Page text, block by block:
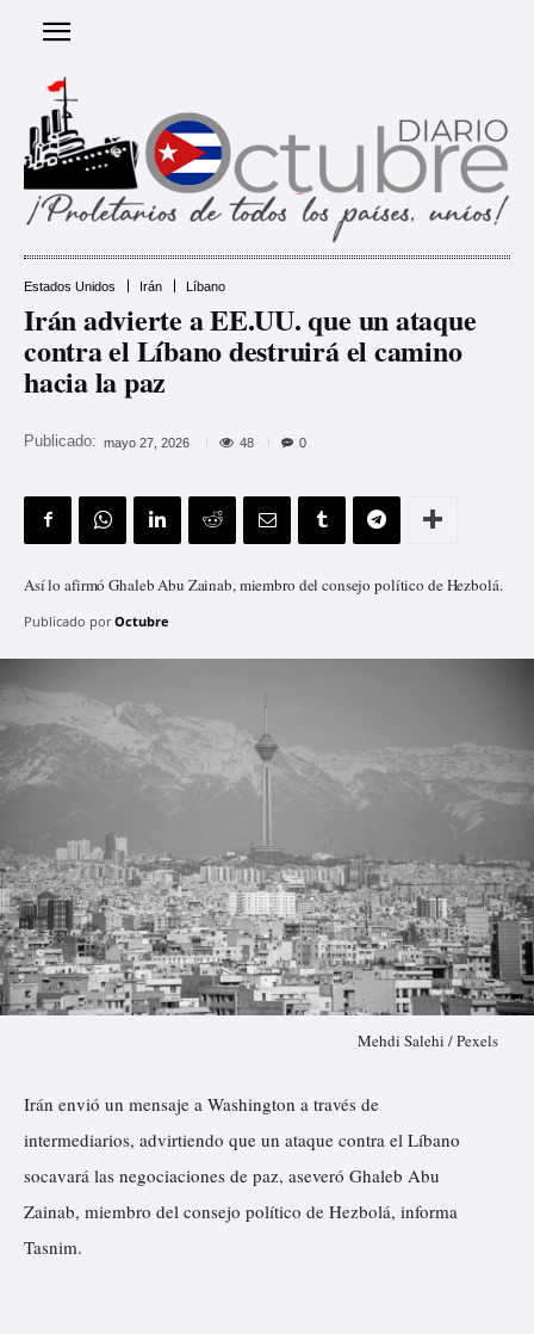
Estados Unidos Irán Líbano
Irán advierte a EE.UU. que un ataque
contra el Líbano destruirá el camino
hacia la paz
Publicado: mayo 27, 2026 48 0
Así lo afirmó Ghaleb Abu Zainab, miembro del consejo político de Hezbolá.
Publicado por Octubre
Mehdi Salehi / Pexels
Irán envió un mensaje a Washington a través de
intermediarios, advirtiendo que un ataque contra el Líbano
socavará las negociaciones de paz, aseveró Ghaleb Abu
Zainab, miembro del consejo político de Hezbolá, informa
Tasnim.